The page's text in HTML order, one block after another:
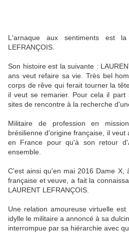
L'arnaque aux sentiments est
LEFRANÇOIS.
Son histoire est la suivante :
ans veut refaire sa vie. Très bel
corps de rêve qui ferait tourner la
il veut se remarier. Pour cela il
sites de rencontre à la recherche
Militaire de profession en
brésilienne d'origine française, il
en France pour qu'à son retour
ensemble.
C'est ainsi qu'en mai 2016 Dame X,
française et veuve, a fait la
LAURENT LEFRANÇOIS.
Une relation amoureuse virtuelle
idylle le militaire a annoncé à sa
interrompue par sa hiérarchie avec